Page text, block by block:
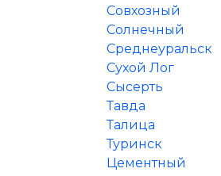
Совхозный
Солнечный
Среднеуральск
Сухой Лог
Сысерть
Тавда
Талица
Туринск
Цементный